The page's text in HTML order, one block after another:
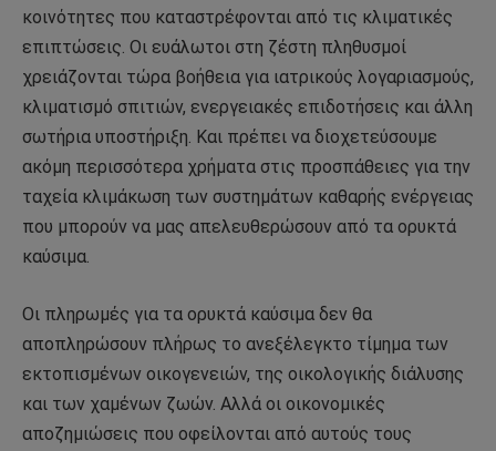
κοινότητες που καταστρέφονται από τις κλιματικές
επιπτώσεις. Οι ευάλωτοι στη ζέστη πληθυσμοί
χρειάζονται τώρα βοήθεια για ιατρικούς λογαριασμούς,
κλιματισμό σπιτιών, ενεργειακές επιδοτήσεις και άλλη
σωτήρια υποστήριξη. Και πρέπει να διοχετεύσουμε
ακόμη περισσότερα χρήματα στις προσπάθειες για την
ταχεία κλιμάκωση των συστημάτων καθαρής ενέργειας
που μπορούν να μας απελευθερώσουν από τα ορυκτά
καύσιμα.
Οι πληρωμές για τα ορυκτά καύσιμα δεν θα
αποπληρώσουν πλήρως το ανεξέλεγκτο τίμημα των
εκτοπισμένων οικογενειών, της οικολογικής διάλυσης
και των χαμένων ζωών. Αλλά οι οικονομικές
αποζημιώσεις που οφείλονται από αυτούς τους